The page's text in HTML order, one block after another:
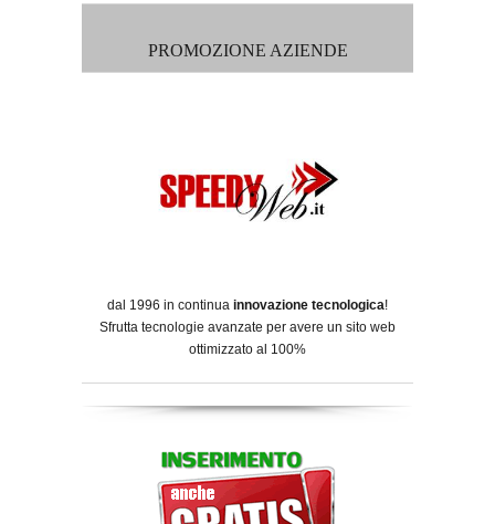
PROMOZIONE AZIENDE
dal 1996 in continua innovazione tecnologica!
Sfrutta tecnologie avanzate per avere un sito web
ottimizzato al 100%